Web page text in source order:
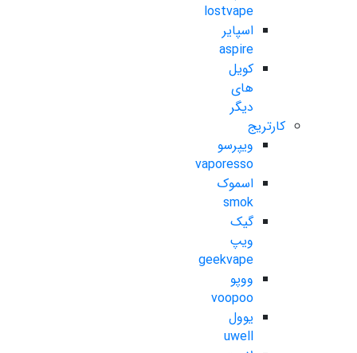
lostvape
اسپایر
aspire
کویل
های
دیگر
کارتریج
ویپرسو
vaporesso
اسموک
smok
گیک
ویپ
geekvape
ووپو
voopoo
یوول
uwell